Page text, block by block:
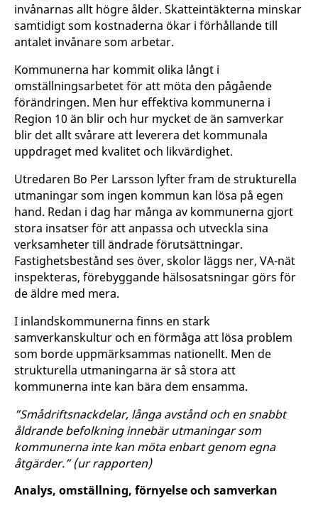
invånarnas allt högre ålder. Skatteintäkterna minskar
samtidigt som kostnaderna ökar i förhållande till
antalet invånare som arbetar.
Kommunerna har kommit olika långt i
omställningsarbetet för att möta den pågående
förändringen. Men hur effektiva kommunerna i
Region 10 än blir och hur mycket de än samverkar
blir det allt svårare att leverera det kommunala
uppdraget med kvalitet och likvärdighet.
Utredaren Bo Per Larsson lyfter fram de strukturella
utmaningar som ingen kommun kan lösa på egen
hand. Redan i dag har många av kommunerna gjort
stora insatser för att anpassa och utveckla sina
verksamheter till ändrade förutsättningar.
Fastighetsbestånd ses över, skolor läggs ner, VA-nät
inspekteras, förebyggande hälsosatsningar görs för
de äldre med mera.
I inlandskommunerna finns en stark
samverkanskultur och en förmåga att lösa problem
som borde uppmärksammas nationellt. Men de
strukturella utmaningarna är så stora att
kommunerna inte kan bära dem ensamma.
”Smådriftsnackdelar, långa avstånd och en snabbt
åldrande befolkning innebär utmaningar som
kommunerna inte kan möta enbart genom egna
åtgärder.” (ur rapporten)
Analys, omställning, förnyelse och samverkan